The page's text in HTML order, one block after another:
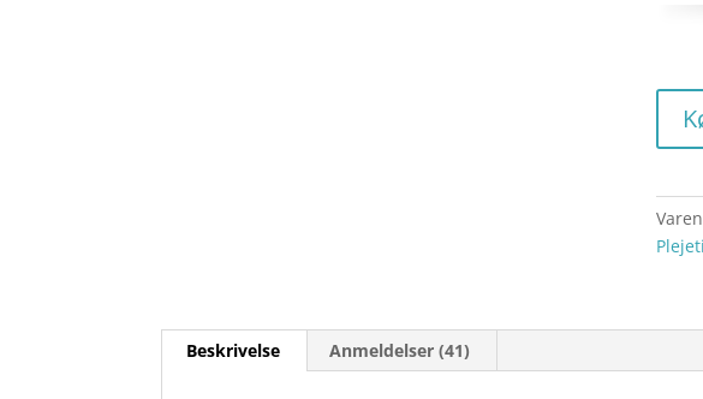
Beskrivelse Anmeldelser (41)